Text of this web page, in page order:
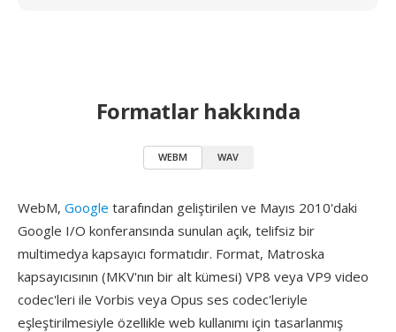
Formatlar hakkında
WEBM WAV
WebM, Google tarafından geliştirilen ve Mayıs 2010'daki
Google I/O konferansında sunulan açık, telifsiz bir
multimedya kapsayıcı formatıdır. Format, Matroska
kapsayıcısının (MKV'nın bir alt kümesi) VP8 veya VP9 video
codec'leri ile Vorbis veya Opus ses codec'leriyle
eşleştirilmesiyle özellikle web kullanımı için tasarlanmış